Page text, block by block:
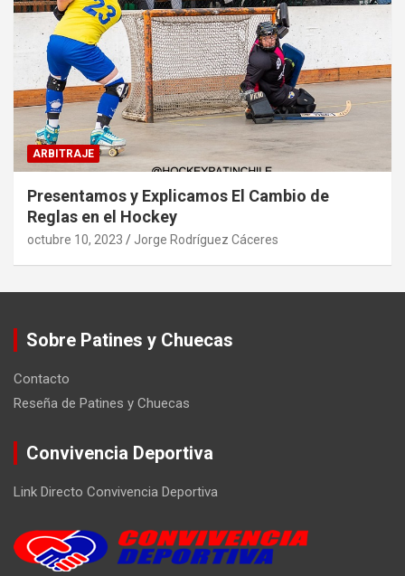
ARBITRAJE
Presentamos y Explicamos El Cambio de
Reglas en el Hockey
octubre 10, 2023 Jorge Rodríguez Cáceres
Sobre Patines y Chuecas
Contacto
Reseña de Patines y Chuecas
Convivencia Deportiva
Link Directo Convivencia Deportiva